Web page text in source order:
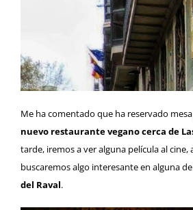
Me ha comentado que ha reservado
nuevo restaurante vegano cerca de
tarde, iremos a ver alguna película al cine,
buscaremos algo interesante en alguna
del Raval.